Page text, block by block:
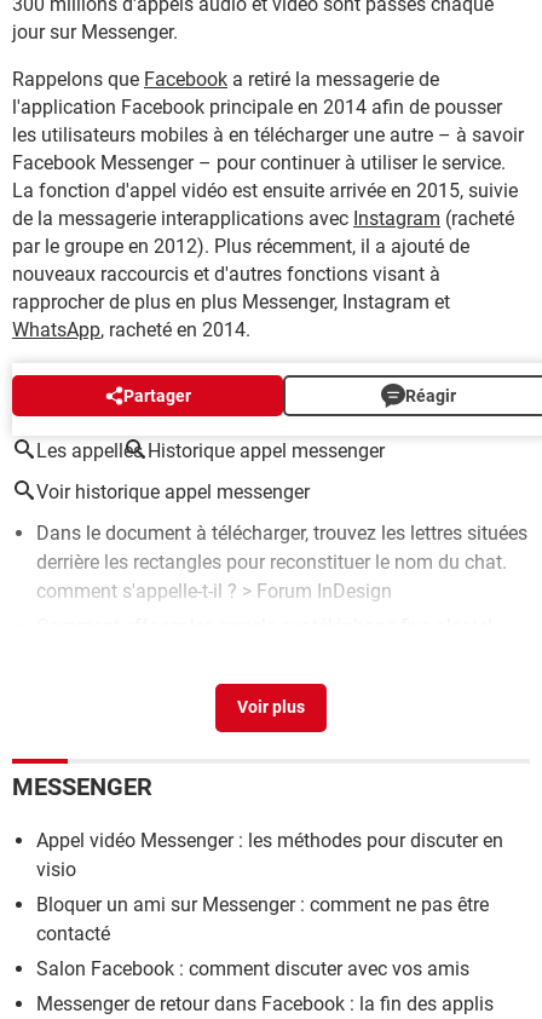
jour sur Messenger.
Rappelons que Facebook a retiré la messagerie de
l'application Facebook principale en 2014 afin de pousser
les utilisateurs mobiles à en télécharger une autre – à savoir
Facebook Messenger – pour continuer à utiliser le service.
La fonction d'appel vidéo est ensuite arrivée en 2015, suivie
de la messagerie interapplications avec Instagram (racheté
par le groupe en 2012). Plus récemment, il a ajouté de
nouveaux raccourcis et d'autres fonctions visant à
rapprocher de plus en plus Messenger, Instagram et
WhatsApp, racheté en 2014.
Partager Réagir
AUTOUR DU MÊME SUJET
Les appelles Historique appel messenger
Voir historique appel messenger
Dans le document à télécharger, trouvez les lettres situées
derrière les rectangles pour reconstituer le nom du chat.
comment s'appelle-t-il ? > Forum InDesign
Je souhaite effacer les appels du journal de l alcatel F
Forum telephonie fixe
Comment effacer les appels sur téléphone fixe alcatel
f690>Forum telephonie fixe
Téléphones & tablettes Android
MESSENGER
Appel vidéo Messenger : les méthodes pour discuter en
visio
Bloquer un ami sur Messenger : comment ne pas être
contacté
Salon Facebook : comment discuter avec vos amis
Messenger de retour dans Facebook : la fin des applis